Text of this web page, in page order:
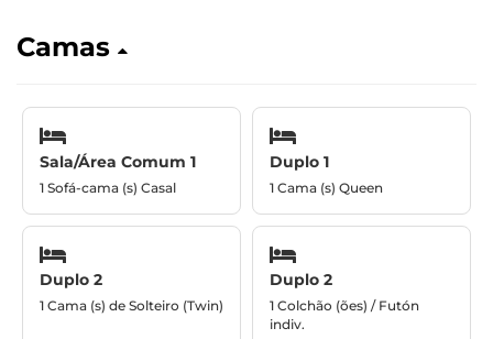
Camas
Sala/Área Comum 1
1 Sofá-cama (s) Casal
Duplo 1
1 Cama (s) Queen
Duplo 2
1 Cama (s) de Solteiro (Twin)
Duplo 2
1 Colchão (ões) / Futón
indiv.